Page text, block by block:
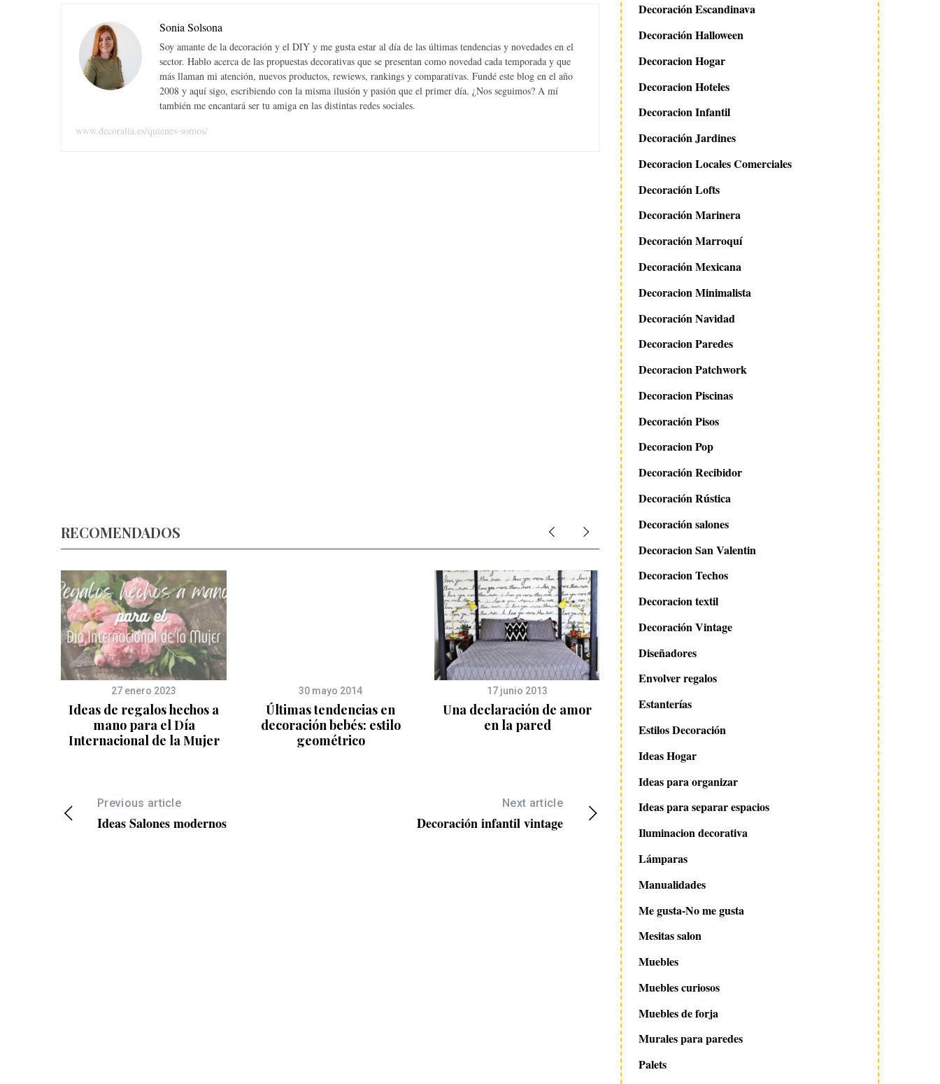
Sonia Solsona
Soy amante de la decoración y el DIY y me gusta estar al día de las últimas tendencias y novedades en el
sector. Hablo acerca de las propuestas decorativas que se presentan como novedad cada temporada y que
más llaman mi atención, nuevos productos, rewiews, rankings y comparativas. Fundé este blog en el año
2008 y aquí sigo, escribiendo con la misma ilusión y pasión que el primer día. ¿Nos seguimos? A mí
también me encantará ser tu amiga en las distintas redes sociales.
www.decoralia.es/quienes-somos/
RECOMENDADOS
27 enero 2023
Ideas de regalos hechos a
mano para el Día
Internacional de la Mujer
30 mayo 2014
Últimas tendencias en
decoración bebés: estilo
geométrico
17 junio 2013
Una declaración de amor
en la pared
Paredes de corcho ¿nueva
tendencia?
10 octubre 2013
Felpudo decorado
punto de cruz
Previous article
Ideas Salones modernos
Next article
Decoración infantil vintage
Decoración Escandinava
Decoración Halloween
Decoracion Hogar
Decoracion Hoteles
Decoracion Infantil
Decoración Jardines
Decoracion Locales Comerciales
Decoración Lofts
Decoración Marinera
Decoración Marroquí
Decoración Mexicana
Decoracion Minimalista
Decoración Navidad
Decoracion Paredes
Decoracion Patchwork
Decoracion Piscinas
Decoración Pisos
Decoracion Pop
Decoración Recibidor
Decoración Rústica
Decoración salones
Decoracion San Valentin
Decoracion Techos
Decoracion textil
Decoración Vintage
Diseñadores
Envolver regalos
Estanterías
Estilos Decoración
Ideas Hogar
Ideas para organizar
Ideas para separar espacios
Iluminacion decorativa
Lámparas
Manualidades
Me gusta-No me gusta
Mesitas salon
Muebles
Muebles curiosos
Muebles de forja
Murales para paredes
Palets